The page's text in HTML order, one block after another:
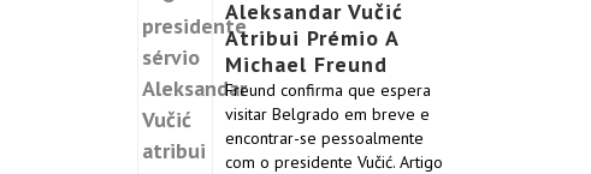
Aleksandar Vučić
Atribui Prémio A
Michael Freund
Freund confirma que espera
visitar Belgrado em breve e
encontrar-se pessoalmente
com o presidente Vučić. Artigo